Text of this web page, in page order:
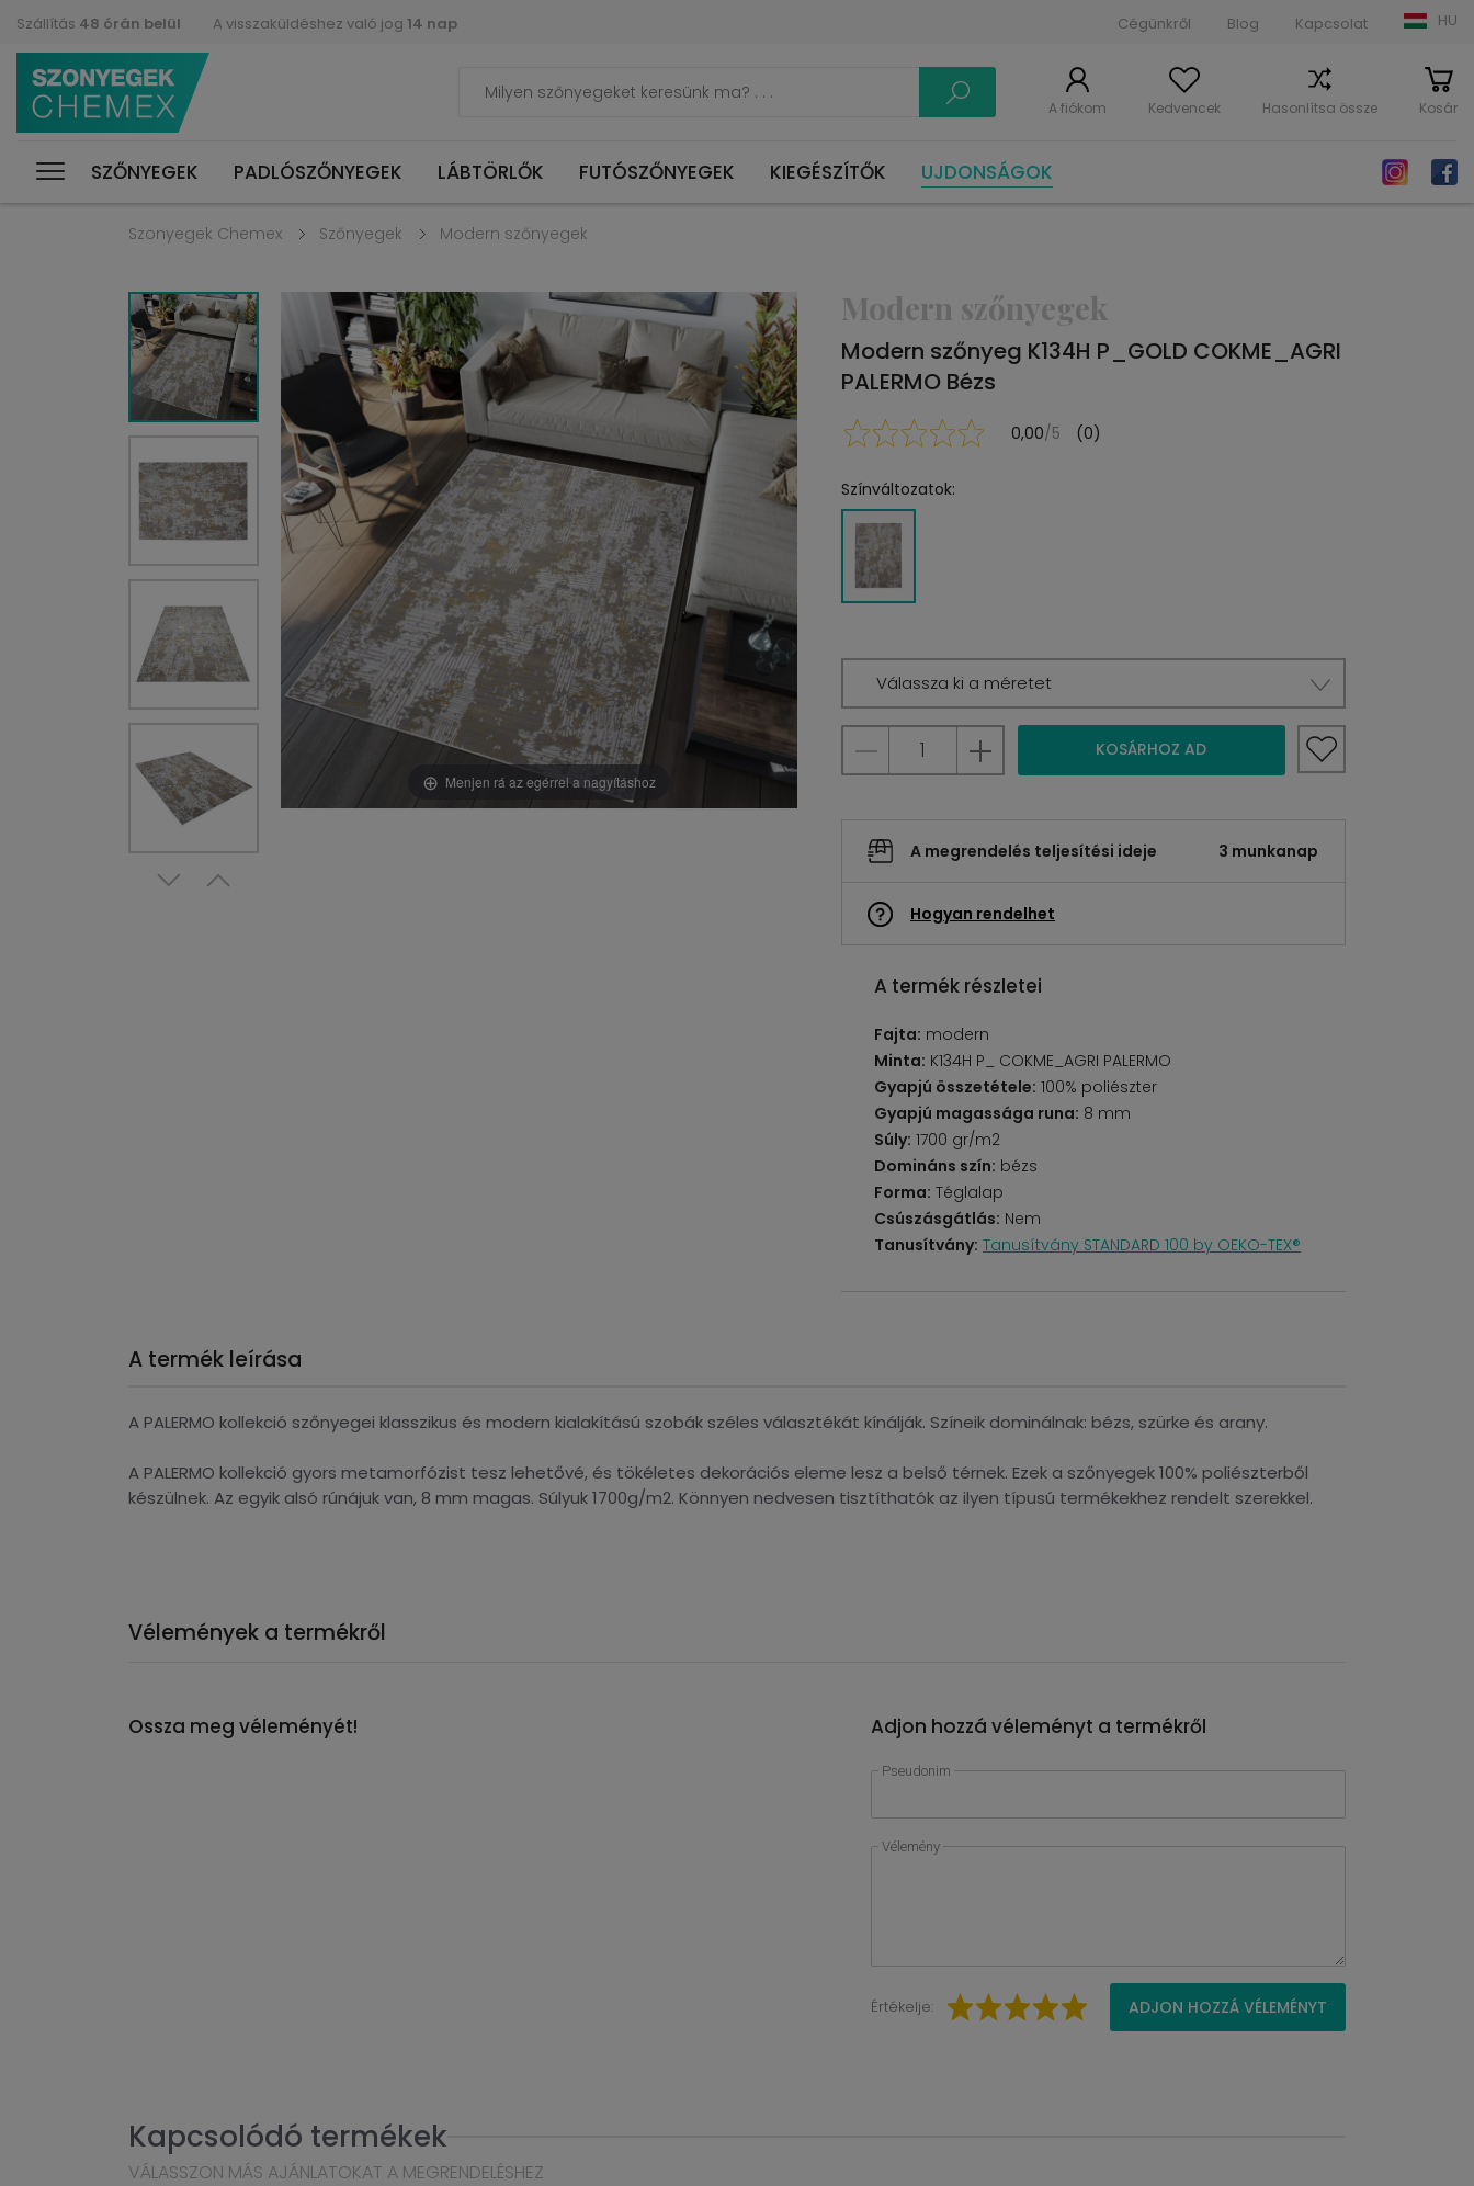
Szállítás 48 órán belül A visszaküldéshez való jog 14 nap Cégünkről Blog Kapcsolat HU
A fiókom Kedvencek Hasonlítsa össze Kosár
SZŐNYEGEK PADLÓSZŐNYEGEK LÁBTÖRLŐK FUTÓSZŐNYEGEK KIEGÉSZÍTŐK UJDONSÁGOK
Szonyegek Chemex Szőnyegek Modern szőnyegek
Menjen rá az egérrel a nagyításhoz
Modern szőnyegek
Modern szőnyeg K134H P_GOLD COKME_AGRI
PALERMO Bézs
0,00/5 (0)
Színváltozatok:
Válassza ki a méretet
KOSÁRHOZ AD
A megrendelés teljesítési ideje 3 munkanap
Hogyan rendelhet
A termék részletei
Fajta: modern
Minta: K134H P_ COKME_AGRI PALERMO
Gyapjú összetétele: 100% poliészter
Gyapjú magassága runa: 8 mm
Súly: 1700 gr/m2
Domináns szín: bézs
Forma: Téglalap
Csúszásgátlás: Nem
Tanusítvány: Tanusítvány STANDARD 100 by OEKO-TEX®
A termék leírása
A PALERMO kollekció szőnyegei klasszikus és modern kialakítású szobák széles választékát kínálják. Színeik dominálnak: bézs, szürke és arany.
A PALERMO kollekció gyors metamorfózist tesz lehetővé, és tökéletes dekorációs eleme lesz a belső térnek. Ezek a szőnyegek 100% poliészterből
készülnek. Az egyik alsó rúnájuk van, 8 mm magas. Súlyuk 1700g/m2. Könnyen nedvesen tisztíthatók az ilyen típusú termékekhez rendelt szerekkel.
Vélemények a termékről
Ossza meg véleményét! Adjon hozzá véleményt a termékről
Pseudonim
Vélemény
Értékelje: ADJON HOZZÁ VÉLEMÉNYT
Kapcsolódó termékek
VÁLASSZON MÁS AJÁNLATOKAT A MEGRENDELÉSHEZ